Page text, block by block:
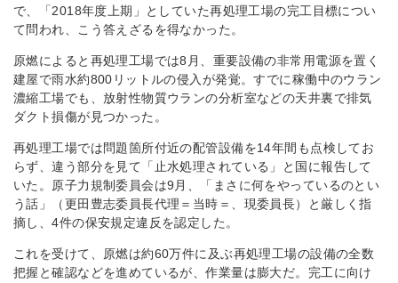
で、「2018年度上期」としていた再処理工場の完工目標につい
て問われ、こう答えざるを得なかった。
原燃によると再処理工場では8月、重要設備の非常用電源を置く
建屋で雨水約800リットルの侵入が発覚。すでに稼働中のウラン
濃縮工場でも、放射性物質ウランの分析室などの天井裏で排気
ダクト損傷が見つかった。
再処理工場では問題箇所付近の配管設備を14年間も点検してお
らず、違う部分を見て「止水処理されている」と国に報告して
いた。原子力規制委員会は9月、「まさに何をやっているのとい
う話」（更田豊志委員長代理＝当時＝、現委員長）と厳しく指
摘し、4件の保安規定違反を認定した。
これを受けて、原燃は約60万件に及ぶ再処理工場の設備の全数
把握と確認などを進めているが、作業量は膨大だ。完工に向け